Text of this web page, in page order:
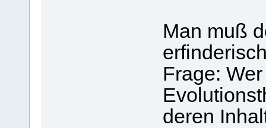
Man muß
Frage:
deren